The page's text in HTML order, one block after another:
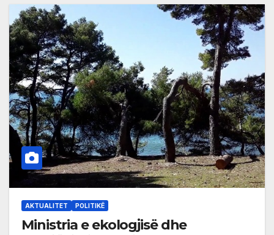
AKTUALITET POLITIKË
Ministria e ekologjisë dhe